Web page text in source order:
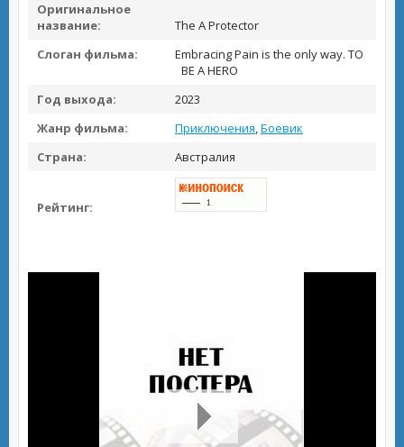
Оригинальное
название:
The A Protector
Слоган фильма:
Embracing Pain is the only way. TO
BE A HERO
Год выхода:
2023
Жанр фильма:
Приключения,Боевик
Страна:
Австралия
Рейтинг: